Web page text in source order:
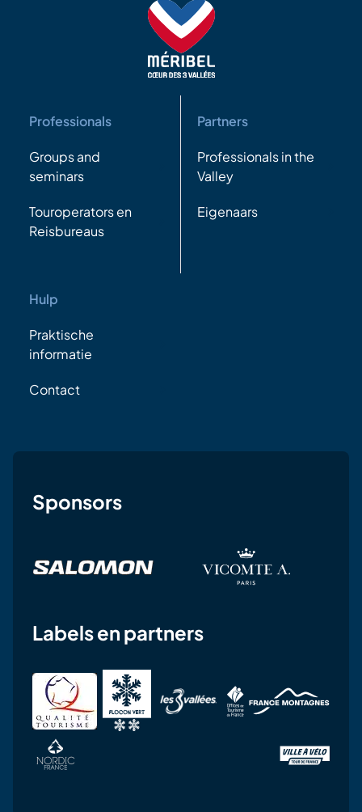
Professionals
Groups and
seminars
Touroperators en
Reisbureaus
Partners
Professionals in the
Valley
Eigenaars
Hulp
Praktische
informatie
Contact
Sponsors
Labels en partners